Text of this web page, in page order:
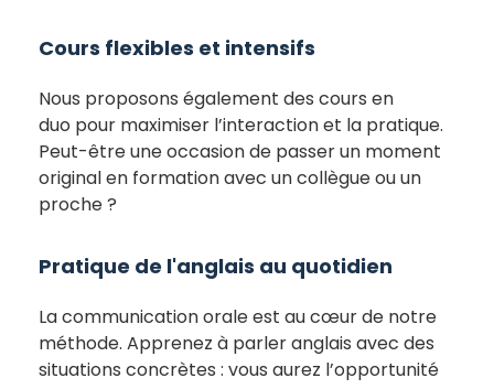
Cours flexibles et intensifs
Nous proposons également des cours en
duo pour maximiser l’interaction et la pratique.
Peut-être une occasion de passer un moment
original en formation avec un collègue ou un
proche ?
Pratique de l'anglais au quotidien
La communication orale est au cœur de notre
méthode. Apprenez à parler anglais avec des
situations concrètes : vous aurez l’opportunité